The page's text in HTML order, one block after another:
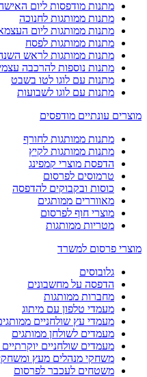
מתנות מודפסות ליום
מתנות ממותגות לחנוכה
מתנות ממותגות ליום
מתנות ממותגות לפסח
מתנות ממותגות לראש
מתנות נוספות להרכבה
מתנות עם לוגו לטו בשבט
מתנות עם לוגו לשבועות
מוצרים עונתיים מודפסים
מתנות ממותגות לחורף
מתנות ממותגות לקיץ
הדפסת מוצרי קמפינג
טרמוסים לפרסום
כוסות ובקבוקים להדפסה
מאווררים ממותגים
מוצרי חוף לפרסום
מטריות ממותגות
מוצרי פרסום למשרד
גלובוסים
הדפסה על מחשבונים
מחברות ממותגות
מעמדי טלפון עם מיתוג
מעמדי עץ שולחניים
מעמדים לשולחן ממותגים
מעמדים שולחניים יוקרתיים
משחקי מנהלים מעץ
משטחים לעכבר לפרסום